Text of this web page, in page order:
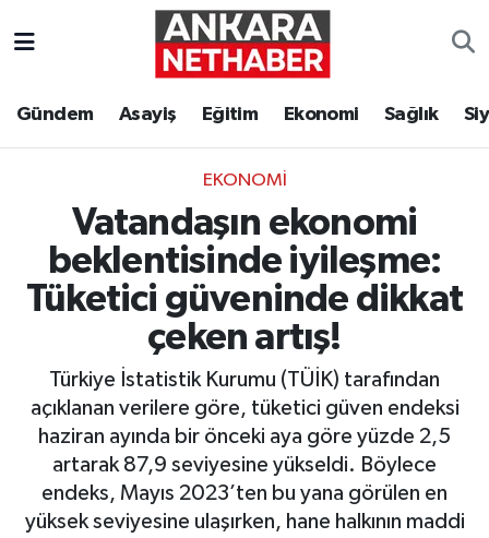
Gündem Asayiş Eğitim Ekonomi Sağlık
EKONOMI
Vatandaşın ekonomi
beklentisinde iyileşme:
Tüketici güveninde dikkat
çeken artış!
Türkiye İstatistik Kurumu (TÜİK) tarafından
açıklanan verilere göre, tüketici güven endeksi
haziran ayında bir önceki aya göre yüzde 2,5
artarak 87,9 seviyesine yükseldi. Böylece
endeks, Mayıs 2023’ten bu yana görülen en
yüksek seviyesine ulaşırken, hane halkının maddi
Ekonomi
Gündem
Kim Kimdir Nereli
Resmi İlanlar
Sağlık
Siyaset
Ankara Hava Durumu
Tüm Manşetler
Son Dakika Haberleri
Haber Arşivi